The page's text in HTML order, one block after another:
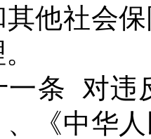
其他社会
一条
对违
、《中华